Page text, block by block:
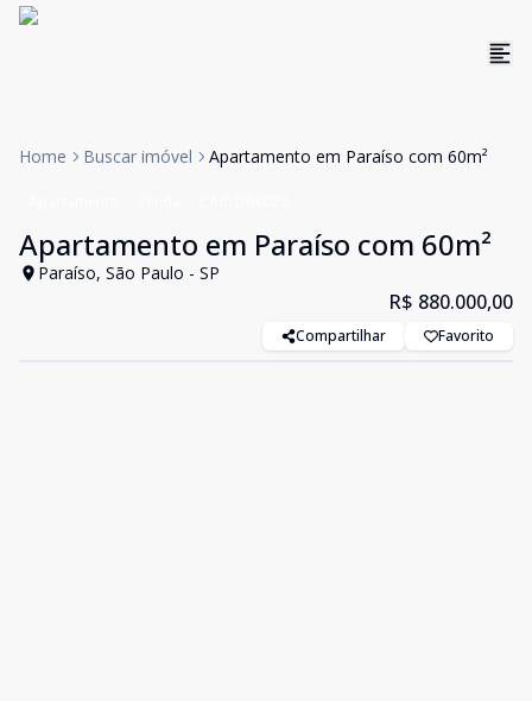
Home Buscar imóvel Apartamento em Paraíso com 60m²
Apartamento em Paraíso com 60m²
Paraíso, São Paulo - SP
R$ 880.000,00
Compartilhar Favorito